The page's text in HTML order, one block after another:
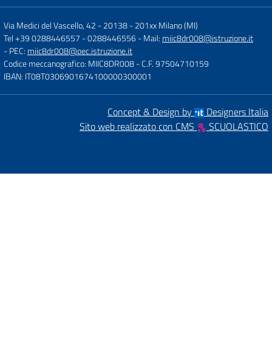
Via Medici del Vascello, 42 - 20138-201xx Milano (MI)
Tel +39 0288446557 - 0288446556- Mail: miic8dr008@istruzione.it
- PEC: miic8dr008@pec.istruzione.it
Codice meccanografico: MIIC8DR008- C.F. 97504710159
IBAN: IT08T0306901674100000300001
Concept & Design by
Designers Italia
Sito web realizzato con CMS
SCUOLASTICO